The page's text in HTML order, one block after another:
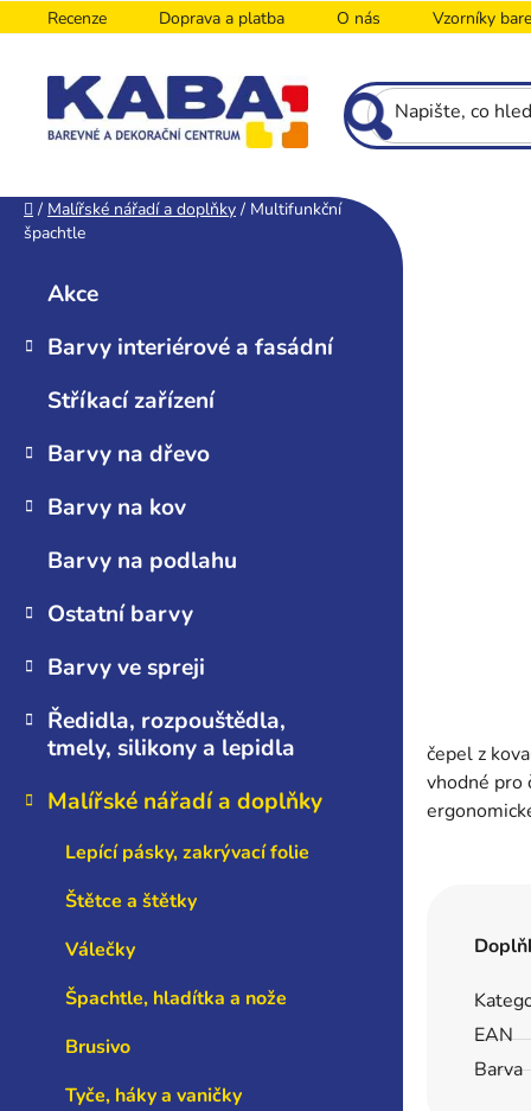
na
Recenze Doprava a platba O nás Vzorníky
Domů
/ Malířské nářadí a doplňky / Multifunkční
špachtle
kategorieAkce
Barvy interiérové a fasádní
Stříkací zařízení
Barvy na dřevo
Barvy na kov
Barvy na podlahu
Ostatní barvy
Barvy ve spreji
Ředidla, rozpouštědla,
tmely, silikony a lepidla
Malířské nářadí a doplňky
Lepící pásky, zakrývací folie
Štětce a štětky
Válečky
Špachtle, hladítka a nože
Brusivo
Tyče, háky a vaničky
čepel z
vhodné pro
EAN
Barva